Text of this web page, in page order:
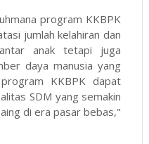
program KKBPK
jumlah kelahiran dan
anak tetapi juga
daya manusia yang
KKBPK dapat
SDM yang semakin
di era pasar bebas,"